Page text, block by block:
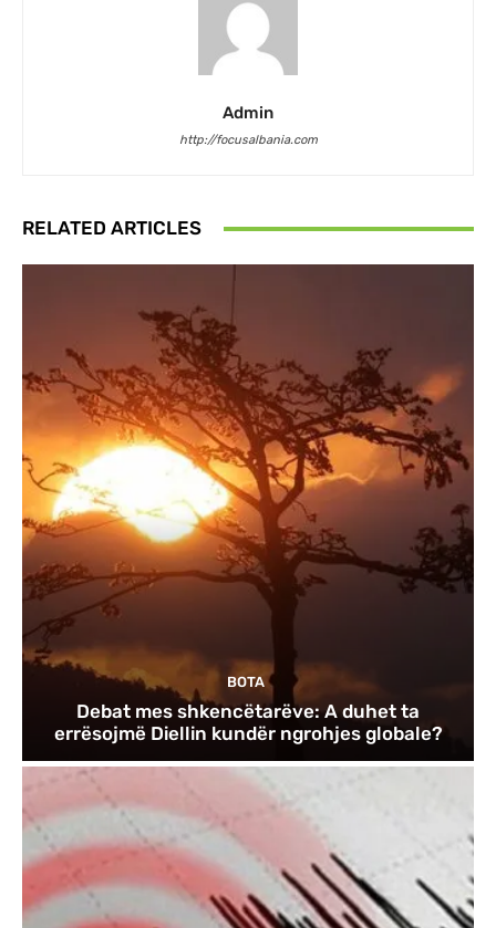
Admin
http://focusalbania.com
RELATED ARTICLES
BOTA
Debat mes shkencëtarëve: A duhet ta
errësojmë Diellin kundër ngrohjes globale?